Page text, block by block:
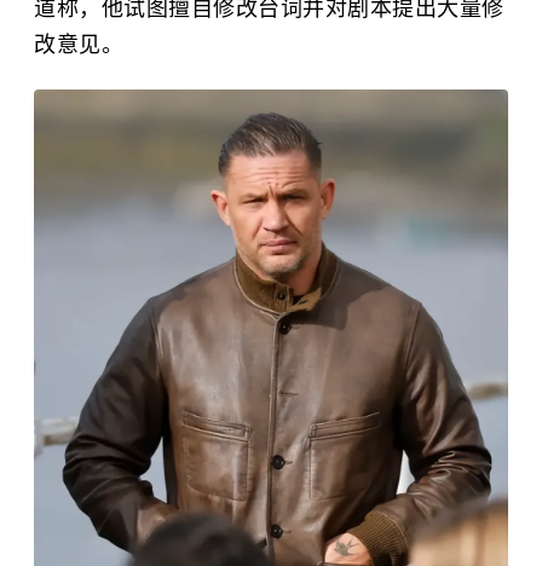
道称，他试图擅自修改台词并对剧本提出大量修
改意见。